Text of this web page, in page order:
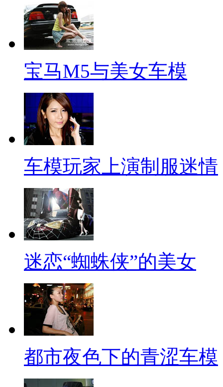
宝马M5与美女车模
车模玩家上演制服迷情
迷恋“蜘蛛侠”的美女
都市夜色下的青涩车模